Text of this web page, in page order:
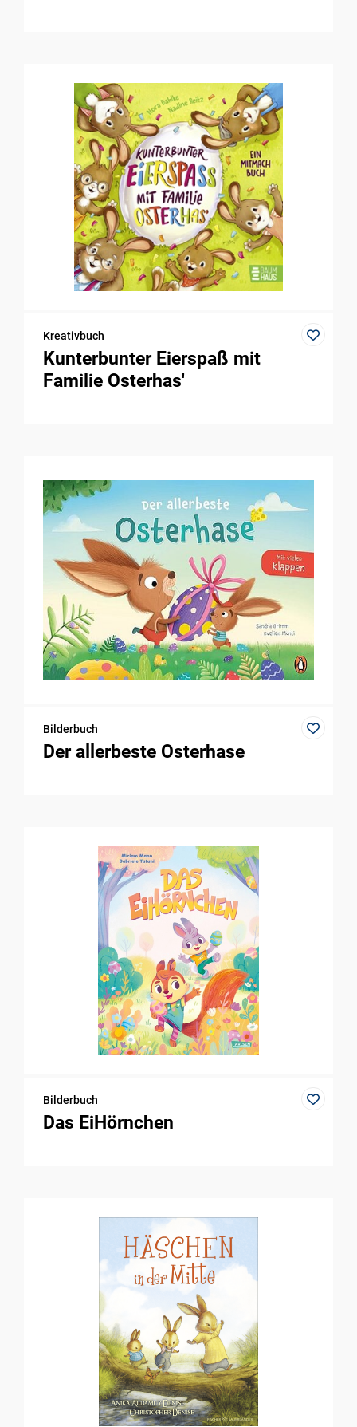
Kreativbuch
Kunterbunter Eierspaß mit
Familie Osterhas'
Bilderbuch
Der allerbeste Osterhase
Bilderbuch
Das EiHörnchen